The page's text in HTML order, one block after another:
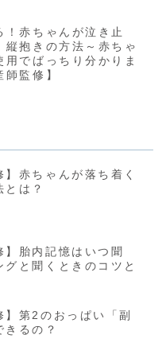
！赤ちゃんが泣き止
縦抱きの方法～赤ちゃ
用でばっちり分かりま
監修】
】赤ちゃんが落ち着く
は？
】胎内記憶はいつ聞
グと聞くときのコツと
】第2のおっぱい「副
きるの？